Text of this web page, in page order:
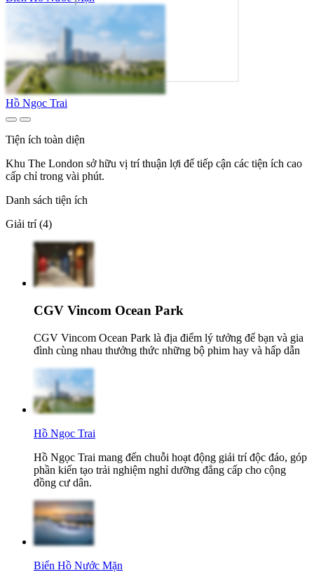
Hồ Ngọc Trai
Tiện ích toàn diện
Khu The London sở hữu vị trí thuận lợi để tiếp cận các tiện ích cao
cấp chỉ trong vài phút.
Danh sách tiện ích
Giải trí (4)
CGV Vincom Ocean Park
CGV Vincom Ocean Park là địa điểm lý tưởng để bạn và gia
đình cùng nhau thưởng thức những bộ phim hay và hấp dẫn
Hồ Ngọc Trai
Hồ Ngọc Trai mang đến chuỗi hoạt động giải trí độc đáo, góp
phần kiến tạo trải nghiệm nghỉ dưỡng đẳng cấp cho cộng
đồng cư dân.
Biển Hồ Nước Mặn